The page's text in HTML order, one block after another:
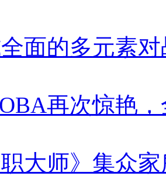
面的多元素
再次惊艳
职大师》集众